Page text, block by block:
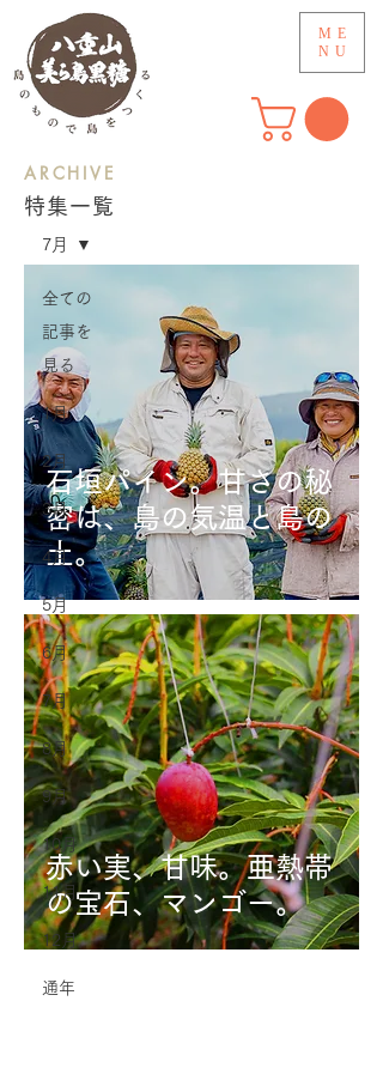
ME
NU
アーカイブ
全ての
記事を
見る
1月
2月
3月
4月
5月
6月
7月
8月
9月
10月
11月
12月
通年
7月
石垣パイン。甘さの秘
密は、島の気温と島の
土。
赤い実、甘味。亜熱帯
の宝石、マンゴー。
​ARCHIVE
特集一覧